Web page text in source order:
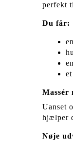
perfekt
Du får:
Massér
Uanset
hjælper
Nøje